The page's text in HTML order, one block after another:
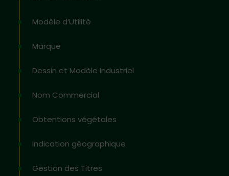
Modèle d’Utilité
Marque
Dessin et Modèle Industriel
Nom Commercial
Obtentions végétales
Indication géographique
Gestion des Titres